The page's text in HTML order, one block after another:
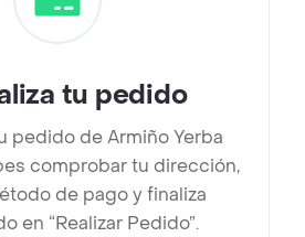
tu pedido
pedido de Armiño Yerba
comprobar tu dirección,
de pago y finaliza
en “Realizar Pedido”.